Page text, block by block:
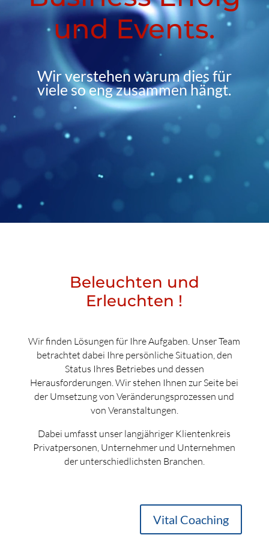
und Events.
Wir verstehen warum dies für
viele so eng zusammen hängt.
Beleuchten und
Erleuchten !
Wir finden Lösungen für Ihre Aufgaben. Unser Team
betrachtet dabei Ihre persönliche Situation, den
Status Ihres Betriebes und dessen
Herausforderungen. Wir stehen Ihnen zur Seite bei
der Umsetzung von Veränderungsprozessen und
von Veranstaltungen.
Dabei umfasst unser langjähriger Klientenkreis
Privatpersonen, Unternehmer und Unternehmen
der unterschiedlichsten Branchen.
Vital Coaching